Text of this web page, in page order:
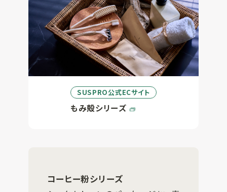
SUSPRO公式ECサイト
もみ殻シリーズ
コーヒー粉シリーズ